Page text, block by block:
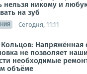
нельзя никому и
на зуб
Сегодня, 11:11
Напряжённая
не позволяет
необходимые
объёме